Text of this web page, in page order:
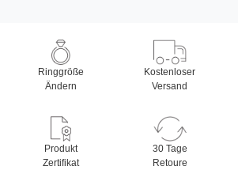
Ringgröße
Ändern
Kostenloser
Versand
Produkt
Zertifikat
30 Tage
Retoure